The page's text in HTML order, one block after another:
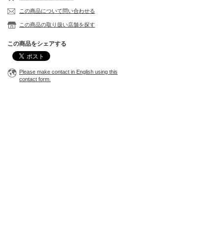
この商品について問い合わせる
この商品の取り扱い店舗を探す
この商品をシェアする
Please make contact in English using this
contact form.